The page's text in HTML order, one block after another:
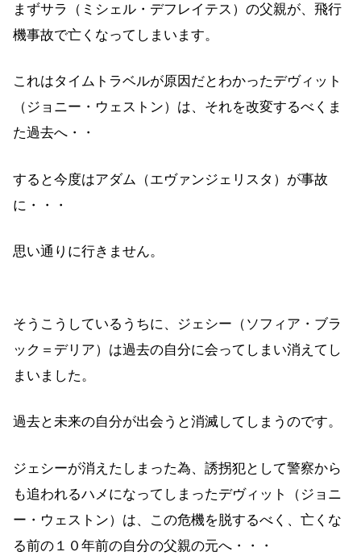
まずサラ（ミシェル・デフレイテス）の父親が、飛行
機事故で亡くなってしまいます。
これはタイムトラベルが原因だとわかったデヴィット
（ジョニー・ウェストン）は、それを改変するべくま
た過去へ・・
すると今度はアダム（エヴァンジェリスタ）が事故
に・・・
思い通りに行きません。
そうこうしているうちに、ジェシー（ソフィア・ブラ
ック＝デリア）は過去の自分に会ってしまい消えてし
まいました。
過去と未来の自分が出会うと消滅してしまうのです。
ジェシーが消えたしまった為、誘拐犯として警察から
も追われるハメになってしまったデヴィット（ジョニ
ー・ウェストン）は、この危機を脱するべく、亡くな
る前の１０年前の自分の父親の元へ・・・